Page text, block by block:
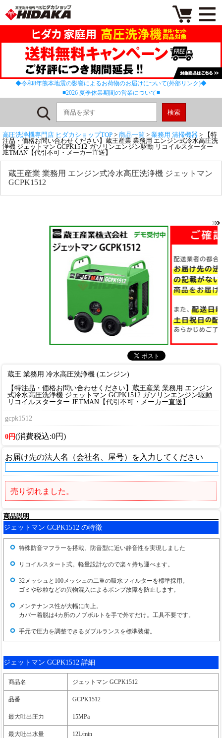
◆令和8年熊本地震の影響によるお荷物のお届けについて(外部リンク)◆
■2026 夏季休業期間の営業について■
高圧洗浄機専門店 ヒダカショップTOP > 商品一覧 > 業務用 清掃機器 > 【特
注品・価格お問い合わせください】蔵王産業 業務用 エンジン式冷水高圧洗
浄機 ジェットマン GCPK1512 ガソリンエンジン駆動 リコイルスターター
JETMAN【代引不可・メーカー直送】
蔵王産業 業務用 エンジン式冷水高圧洗浄機 ジェットマン
GCPK1512
蔵王 業務用 冷水高圧洗浄機 (エンジン)
【特注品・価格お問い合わせください】蔵王産業 業務用 エンジン
式冷水高圧洗浄機 ジェットマン GCPK1512 ガソリンエンジン駆動
リコイルスターター JETMAN【代引不可・メーカー直送】
gcpk1512
0円(消費税込:0円)
お届け先の法人名（会社名、屋号）を入力してください
売り切れました。
商品説明
ジェットマン GCPK1512 の特徴
特殊防音マフラーを搭載。防音型に近い静音性を実現しました
リコイルスタート式。軽量設計なので楽々持ち運べます。
32メッシュと100メッシュの二重の吸水フィルターを標準採用。
ゴミや砂粒などの異物混入によるポンプ故障を防止します。
メンテナンス性が大幅に向上。
カバー着脱は4カ所のノブボルトを手で外すだけ。工具不要です。
手元で圧力を調整できるダブルランスを標準装備。
ジェットマン GCPK1512 詳細
商品名 ジェットマン GCPK1512
品番 GCPK1512
最大吐出圧力 15MPa
最大吐出水量 12L/min